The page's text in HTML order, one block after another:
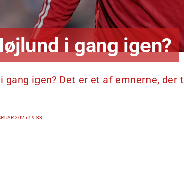
i gang igen?
gang igen? Det er et af emnerne, der
2025 19:33